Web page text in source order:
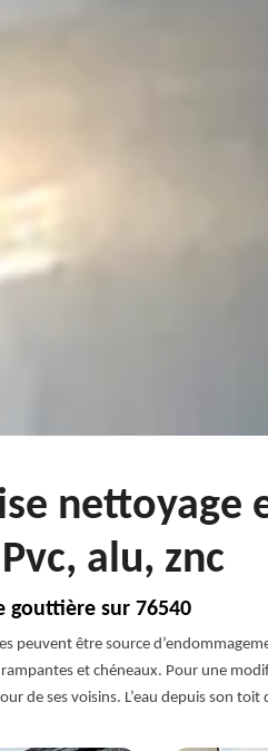
nettoyage
alu, znc
gouttière sur 76540
peuvent être source
et chéneaux. Pour une
de ses voisins. L’eau depuis son